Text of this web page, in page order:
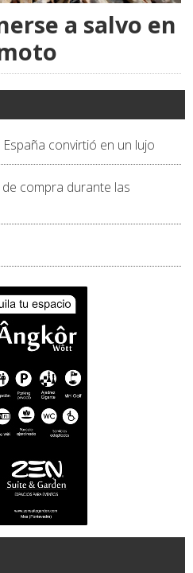
a salvo en
convirtió en un lujo
compra durante las